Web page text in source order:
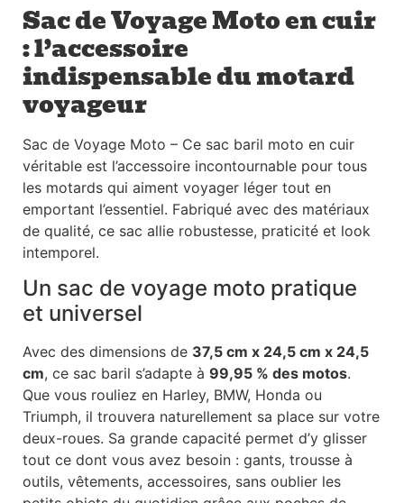
Sac de Voyage Moto en cuir
: l’accessoire
indispensable du motard
voyageur
Sac de Voyage Moto – Ce sac baril moto en cuir
véritable est l’accessoire incontournable pour tous
les motards qui aiment voyager léger tout en
emportant l’essentiel. Fabriqué avec des matériaux
de qualité, ce sac allie robustesse, praticité et look
intemporel.
Un sac de voyage moto pratique
et universel
Avec des dimensions de 37,5 cm x 24,5 cm x 24,5
cm, ce sac baril s’adapte à 99,95 % des motos.
Que vous rouliez en Harley, BMW, Honda ou
Triumph, il trouvera naturellement sa place sur votre
deux-roues. Sa grande capacité permet d’y glisser
tout ce dont vous avez besoin : gants, trousse à
outils, vêtements, accessoires, sans oublier les